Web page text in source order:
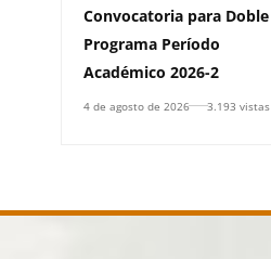
Convocatoria para Doble
Programa Período
Académico 2026-2
4 de agosto de 2026 3.193 vistas